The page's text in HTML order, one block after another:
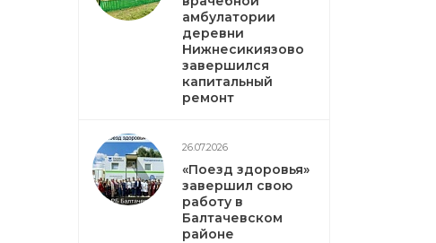
амбулатории
деревни
Нижнесикиязово
завершился
капитальный
ремонт
26.07.2026
«Поезд здоровья»
завершил свою
работу в
Балтачевском
районе